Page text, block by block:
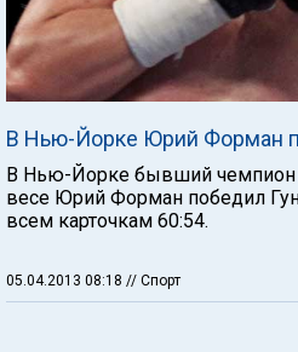
В Нью-Йорке Юрий Форман
В Нью-Йорке бывший чемпион
весе Юрий Форман победил
всем карточкам 60:54.
05.04.2013 08:18 // Спорт